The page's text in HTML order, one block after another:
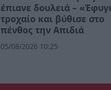
έπιανε δουλειά –
τροχαίο και βύθισε στο
πένθος την Απιδιά
05/08/2026 10:25